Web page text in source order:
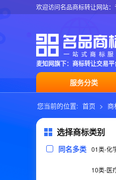
欢迎访问名品商标转让网站：
麦知网旗下：商标转让交易平
服务分类
您当前的位置: 首页 > 商
选择商标类别
同名多类 01类-化
10类-医